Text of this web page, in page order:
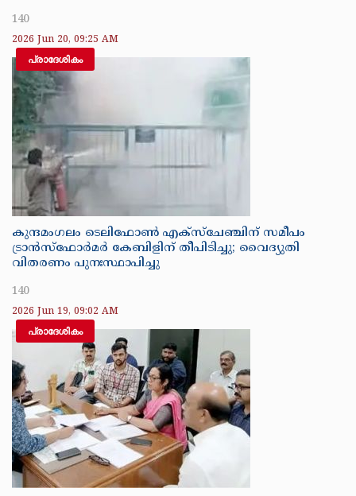
140
2026 Jun 20, 09:25 AM
പ്രാദേശികം
കുന്ദമംഗലം ടെലിഫോൺ എക്‌സ്‌ചേഞ്ചിന് സമീപം
ട്രാൻസ്ഫോർമർ കേബിളിന് തീപിടിച്ചു; വൈദ്യുതി
വിതരണം പുനഃസ്ഥാപിച്ചു
140
2026 Jun 19, 09:02 AM
പ്രാദേശികം